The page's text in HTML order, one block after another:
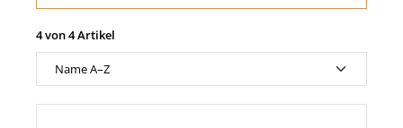
4 von 4 Artikel